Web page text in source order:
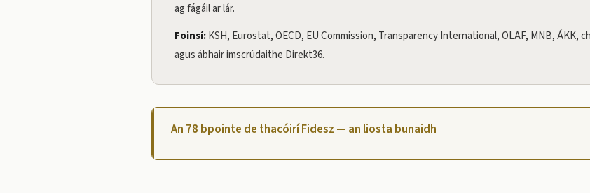
ag fágáil ar lár.
Foinsí:KSH, Eurostat, OECD, EU Commission, Transparency International, OLAF, MNB, ÁKK,
agus ábhair imscrúdaithe Direkt36.
An 78 bpointe de thacóirí Fidesz — an liosta bunaidh